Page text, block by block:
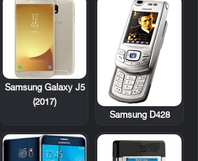
Samsung D428
Samsung Galaxy J5
(2017)